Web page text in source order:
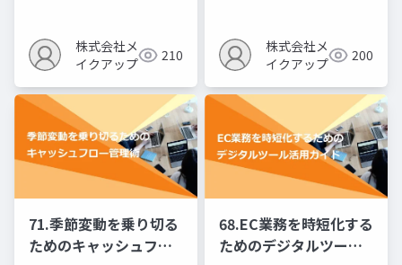
株式会社メ
イクアップ
210
株式会社メ
イクアップ
200
71.季節変動を乗り切る
ためのキャッシュフロ
68.EC業務を時短化する
ためのデジタルツール